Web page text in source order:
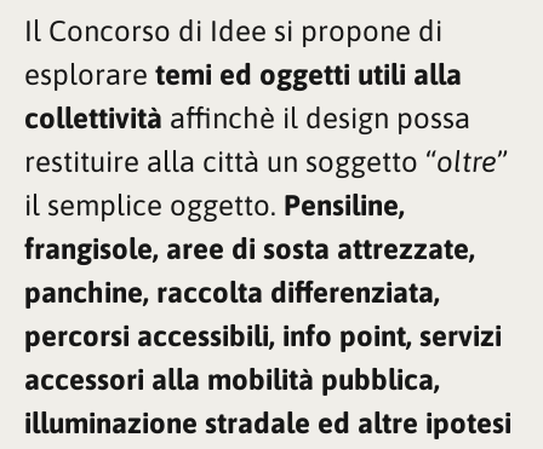
Il Concorso di Idee si propone di
esplorare temi ed oggetti utili alla
collettività affinchè il design possa
restituire alla città un soggetto “oltre”
il semplice oggetto. Pensiline,
frangisole, aree di sosta attrezzate,
panchine, raccolta differenziata,
percorsi accessibili, info point, servizi
accessori alla mobilità pubblica,
illuminazione stradale ed altre ipotesi